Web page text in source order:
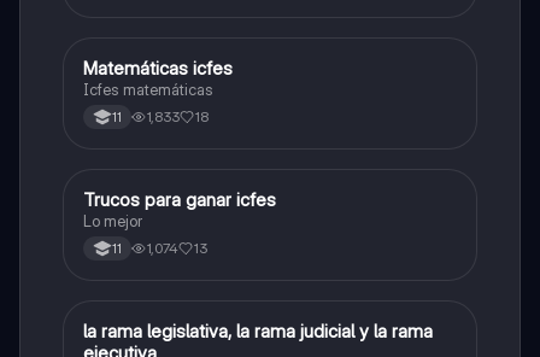
ICFES: Matemáticas
Matemáticas icfes
Icfes matemáticas
11 1,833 18
Química
Trucos para ganar icfes
Lo mejor
11 1,074 13
LSociales/Historia
la rama legislativa, la rama judicial y la rama